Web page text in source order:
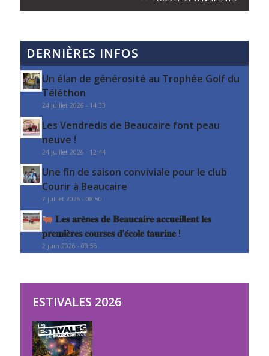
DERNIÈRES INFOS
Un élan de générosité au Trophée Golf du
Téléthon
24 juillet 2026 - 14:33
Les Vendredis de Beaucaire font peau
neuve !
24 juillet 2026 - 12:44
Une fin de saison conviviale pour le club
Courir à Beaucaire
7 juillet 2026 - 08:50
𝐋𝐞𝐬 𝐚𝐫𝐞̀𝐧𝐞𝐬 𝐝𝐞 𝐁𝐞𝐚𝐮𝐜𝐚𝐢𝐫𝐞 𝐚𝐜𝐜𝐮𝐞𝐢𝐥𝐥𝐞𝐧𝐭 𝐥𝐞𝐬
𝐩𝐫𝐞𝐦𝐢𝐞̀𝐫𝐞𝐬 𝐜𝐨𝐮𝐫𝐬𝐞𝐬 𝐝’𝐞́𝐜𝐨𝐥𝐞 𝐭𝐚𝐮𝐫𝐢𝐧𝐞 !
2 juin 2026 - 09:56
ESTIVALES 2026